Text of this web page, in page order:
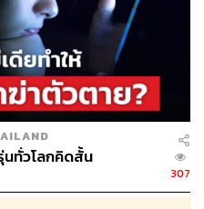
าตัวตายมากที่สุดตามที่
ตอร์ของสะมาริตันส์ คือ
หว่างบุคคลใน
ามี-ภรรยา คนรัก และ
นทั่วโลกคิดสั้น
307